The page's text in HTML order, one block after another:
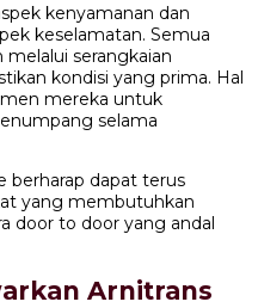
kenyamanan dan
keselamatan. Semua
serangkaian
kondisi yang prima. Hal
mereka untuk
selama
berharap dapat terus
yang membutuhkan
door to door yang andal
Arnitrans